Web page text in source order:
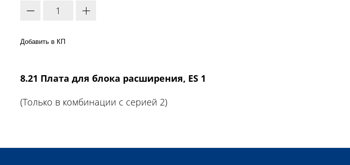
Добавить в КП
8.21 Плата для блока расширения, ES 1
(Только в комбинации с серией 2)